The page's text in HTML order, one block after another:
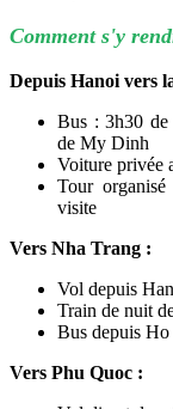
Comment s'y
Depuis Hanoi vers
Bus : 3h30 de
de My Dinh
Voiture privée
Tour
visite
Vers Nha Trang :
Vol depuis
Train de nuit
Bus depuis
Vers Phu Quoc :